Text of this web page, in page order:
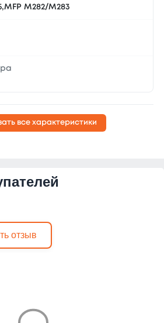
M282/M283
все характеристики
отзыв